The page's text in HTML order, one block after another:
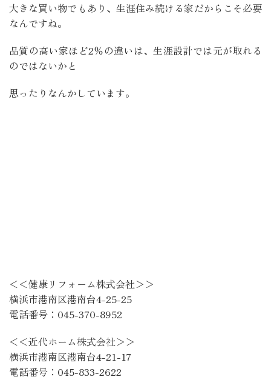
大きな買い物でもあり、生涯住み続ける家だからこそ必要
なんですね。
品質の高い家ほど2％の違いは、生涯設計では元が取れる
のではないかと
思ったりなんかしています。
＜＜健康リフォーム株式会社＞＞
横浜市港南区港南台4-25-25
電話番号：045-370-8952
＜＜近代ホーム株式会社＞＞
横浜市港南区港南台4-21-17
電話番号：045-833-2622